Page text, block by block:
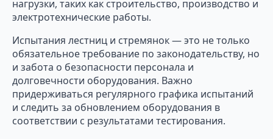
нагрузки, таких как строительство, производство и
электротехнические работы.
Испытания лестниц и стремянок — это не только
обязательное требование по законодательству, но
и забота о безопасности персонала и
долговечности оборудования. Важно
придерживаться регулярного графика испытаний
и следить за обновлением оборудования в
соответствии с результатами тестирования.